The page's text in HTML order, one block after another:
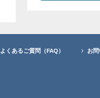
よくあるご質問（FAQ） お